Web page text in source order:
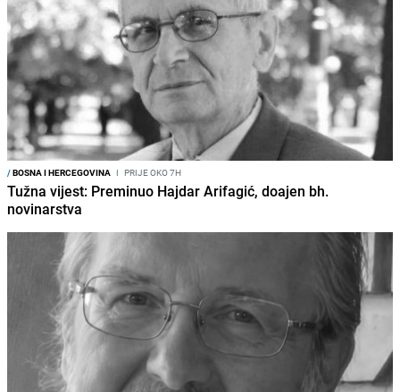
/BOSNA I HERCEGOVINA I PRIJE OKO 7H
Tužna vijest: Preminuo Hajdar Arifagić, doajen bh.
novinarstva